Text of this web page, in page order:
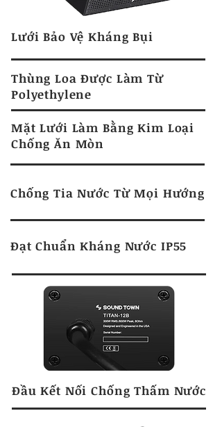
Lưới Bảo Vệ Kháng Bụi
Thùng Loa Được Làm Từ
Polyethylene
Mặt Lưới Làm Bằng Kim Loại
Chống Ăn Mòn
Chống Tia Nước Từ Mọi Hướng
Đạt Chuẩn Kháng Nước IP55
Đầu Kết Nối Chống Thấm Nước